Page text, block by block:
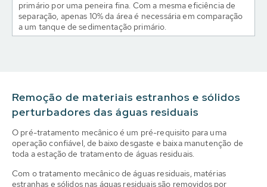
primário por uma peneira fina. Com a mesma eficiência de
separação, apenas 10% da área é necessária em comparação
a um tanque de sedimentação primário.
Remoção de materiais estranhos e sólidos
perturbadores das águas residuais
O pré-tratamento mecânico é um pré-requisito para uma
operação confiável, de baixo desgaste e baixa manutenção de
toda a estação de tratamento de águas residuais.
Com o tratamento mecânico de águas residuais, matérias
estranhas e sólidos nas águas residuais são removidos por